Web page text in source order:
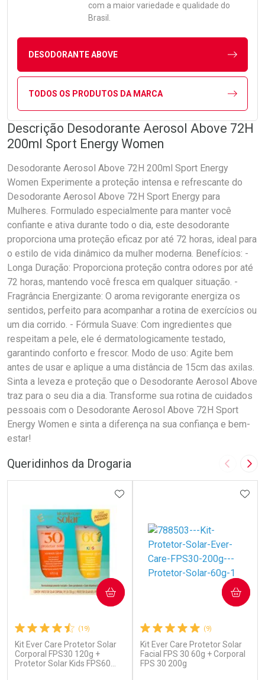
com a maior variedade e qualidade do
Brasil.
DESODORANTE ABOVE
TODOS OS PRODUTOS DA MARCA
Descrição Desodorante Aerosol Above 72H
200ml Sport Energy Women
Desodorante Aerosol Above 72H 200ml Sport Energy
Women Experimente a proteção intensa e refrescante do
Desodorante Aerosol Above 72H Sport Energy para
Mulheres. Formulado especialmente para manter você
confiante e ativa durante todo o dia, este desodorante
proporciona uma proteção eficaz por até 72 horas, ideal para
o estilo de vida dinâmico da mulher moderna. Benefícios: -
Longa Duração: Proporciona proteção contra odores por até
72 horas, mantendo você fresca em qualquer situação. -
Fragrância Energizante: O aroma revigorante energiza os
sentidos, perfeito para acompanhar a rotina de exercícios ou
um dia corrido. - Fórmula Suave: Com ingredientes que
respeitam a pele, ele é dermatologicamente testado,
garantindo conforto e frescor. Modo de uso: Agite bem
antes de usar e aplique a uma distância de 15cm das axilas.
Sinta a leveza e proteção que o Desodorante Aerosol Above
traz para o seu dia a dia. Transforme sua rotina de cuidados
pessoais com o Desodorante Aerosol Above 72H Sport
Energy Women e sinta a diferença na sua confiança e bem-
estar!
Queridinhos da Drogaria Imagem
(19)
Kit Ever Care Protetor Solar
Corporal FPS30 120g +
Protetor Solar Kids FPS60
ADICIONAR AOS FAVORITOS
COMPRAR
(9)
Kit Ever Care Protetor Solar
Facial FPS 30 60g + Corporal
FPS 30 200g
COMPRAR